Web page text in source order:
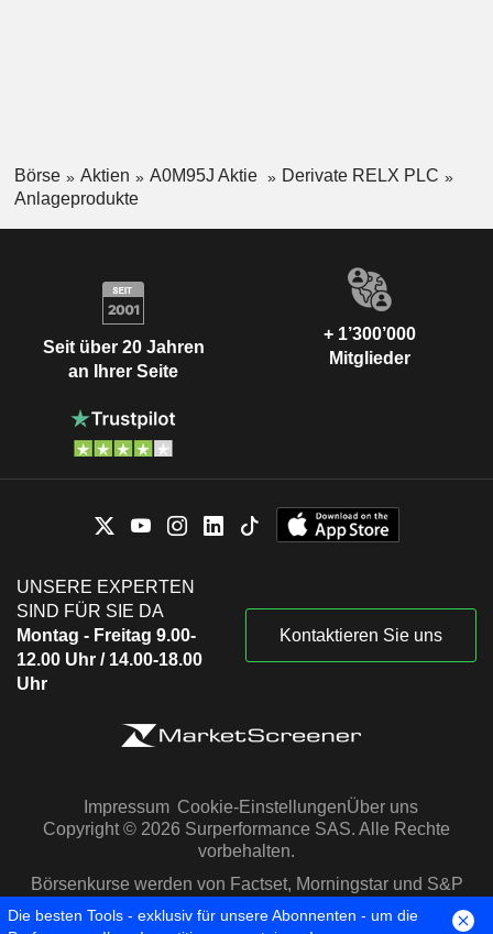
Börse Aktien A0M95J Aktie
Derivate RELX PLC
Anlageprodukte
Seit über 20 Jahren
an Ihrer Seite
+ 1’300’000
Mitglieder
UNSERE EXPERTEN
SIND FÜR SIE DA
Montag - Freitag 9.00-
12.00 Uhr / 14.00-18.00
Uhr
Kontaktieren Sie uns
Impressum Cookie-EinstellungenÜber uns
Copyright © 2026 Surperformance SAS. Alle Rechte
vorbehalten.
Börsenkurse werden von Factset, Morningstar und S&P
Capital IQ zur Verfügung gestellt
Die besten Tools - exklusiv für unsere Abonnenten - um die